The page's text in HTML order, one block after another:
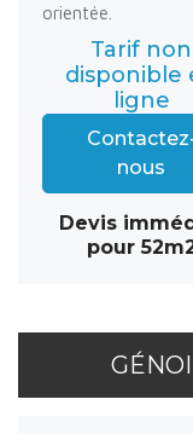
orientée.
Tarif non
disponible
ligne
nous
Devis
pour